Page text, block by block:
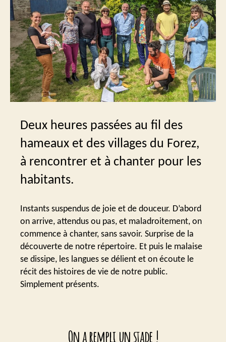
Deux heures passées au fil des
hameaux et des villages du Forez,
à rencontrer et à chanter pour les
habitants.
Instants suspendus de joie et de douceur. D’abord
on arrive, attendus ou pas, et maladroitement, on
commence à chanter, sans savoir. Surprise de la
découverte de notre répertoire. Et puis le malaise
se dissipe, les langues se délient et on écoute le
récit des histoires de vie de notre public.
Simplement présents.
On a rempli un stade !